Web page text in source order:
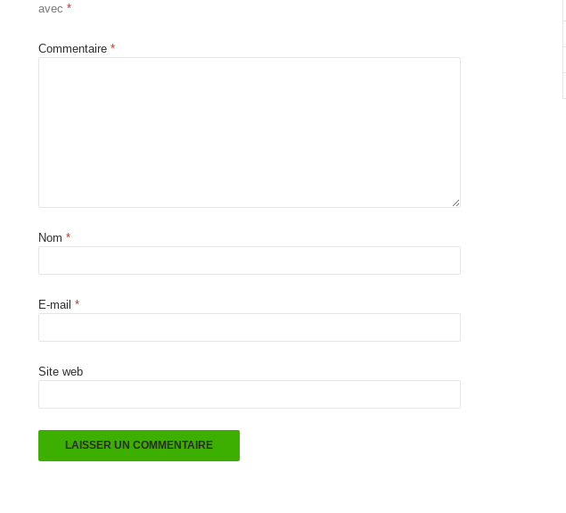
avec *
Commentaire *
Nom *
E-mail *
Site web